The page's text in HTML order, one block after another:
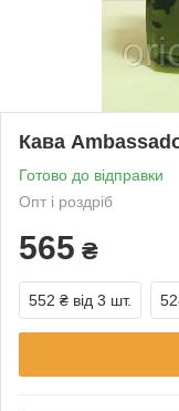
Кава
Готово до відправки
Опт і роздріб
565 ₴
552 ₴ від 3 шт.